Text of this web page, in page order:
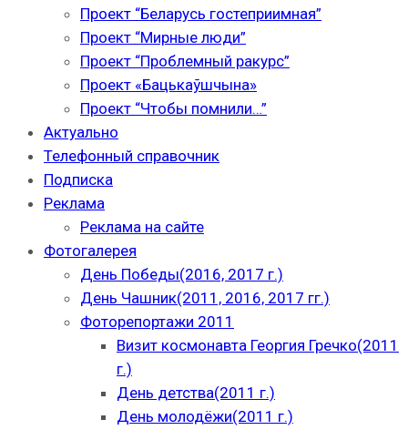
Проект “Беларусь гостеприимная”
Проект “Мирные люди”
Проект “Проблемный ракурс”
Проект «Бацькаўшчына»
Проект “Чтобы помнили…”
Актуально
Телефонный справочник
Подписка
Реклама
Реклама на сайте
Фотогалерея
День Победы(2016, 2017 г.)
День Чашник(2011, 2016, 2017 гг.)
Фоторепортажи 2011
Визит космонавта Георгия Гречко(2011
г.)
День детства(2011 г.)
День молодёжи(2011 г.)